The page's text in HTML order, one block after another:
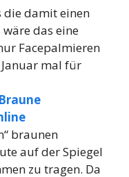
die damit einen
das eine
Facepalmieren
mal für
braunen
auf der Spiegel
zu tragen. Da